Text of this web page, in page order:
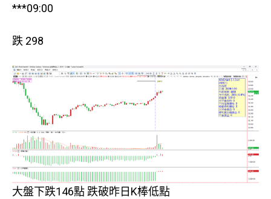
***09:00
跌 298
大盤下跌146點 跌破昨日K棒低點